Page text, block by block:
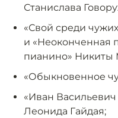
Станислава
«Свой среди
и «Неоконченная
пианино» Никиты
«Обыкновенное
«Иван
Леонида Гайдая;